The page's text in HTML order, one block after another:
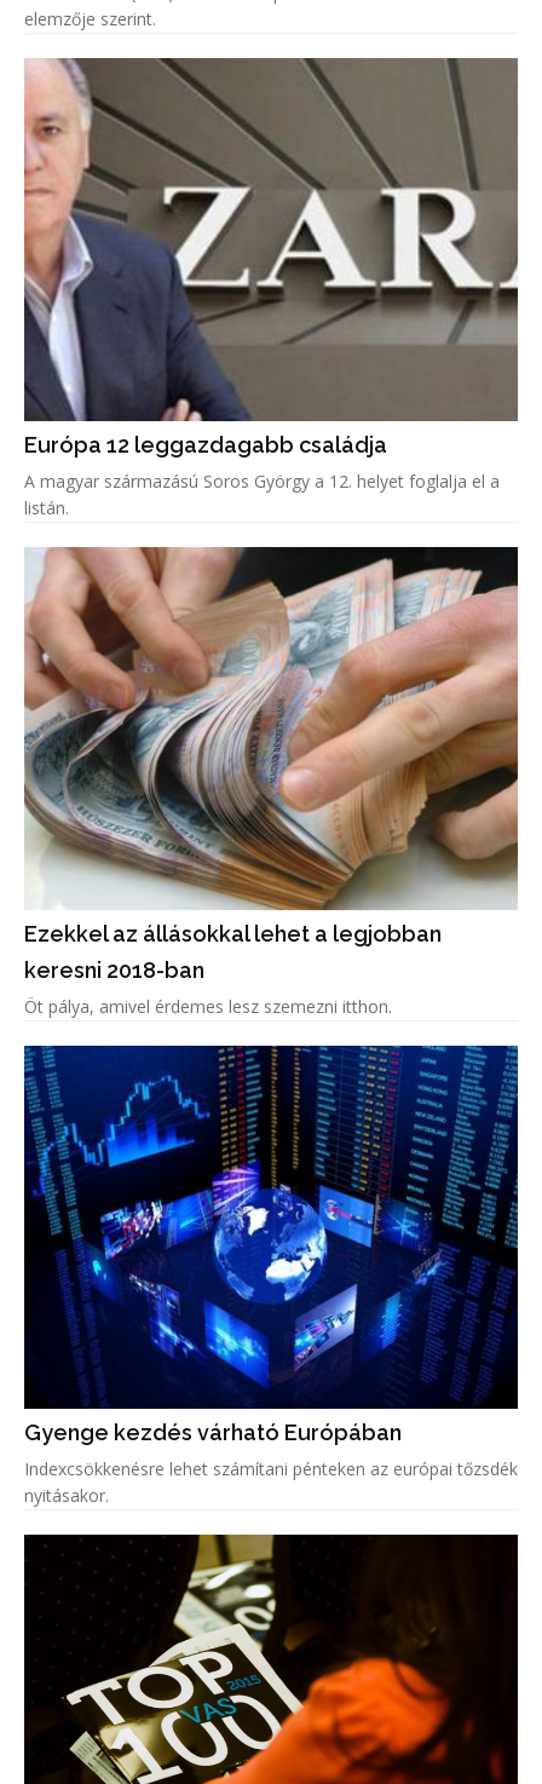
elemzője szerint.
Európa 12 leggazdagabb családja
A magyar származású Soros György a 12. helyet foglalja el a
listán.
Ezekkel az állásokkal lehet a legjobban
keresni 2018-ban
Öt pálya, amivel érdemes lesz szemezni itthon.
Gyenge kezdés várható Európában
Indexcsökkenésre lehet számítani pénteken az európai tőzsdék
nyitásakor.